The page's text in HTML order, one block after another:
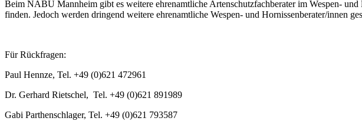
Beim NABU Mannheim gibt es weitere ehrenamtliche Artenschutzfachberater im Wespen-
finden. Jedoch werden dringend weitere ehrenamtliche Wespen- und Hornissenberater/innen
Für Rückfragen:
Paul Hennze, Tel. +49 (0)621 472961
Dr. Gerhard Rietschel, Tel. +49 (0)621 891989
Gabi Parthenschlager, Tel. +49 (0)621 793587